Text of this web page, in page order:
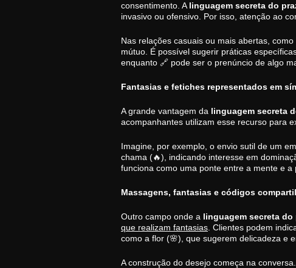
consentimento. A linguagem secreta do
invasivo ou ofensivo. Por isso, atenção ao
Nas relações casuais ou mais abertas,
mútuo. É possível sugerir práticas
enquanto 🔗 pode ser o prenúncio de algo
Fantasias e fetiches representados em
A grande vantagem da linguagem secreta
acompanhantes utilizam esse recurso para
Imagine, por exemplo, o envio sutil de um
chama (🔥), indicando interesse em
funciona como uma ponte entre a mente e a
Massagens, fantasias e códigos
Outro campo onde a linguagem secreta do
que realizam fantasias . Clientes podem
como a flor (🌸), que sugerem delicadeza e
A construção do desejo começa na